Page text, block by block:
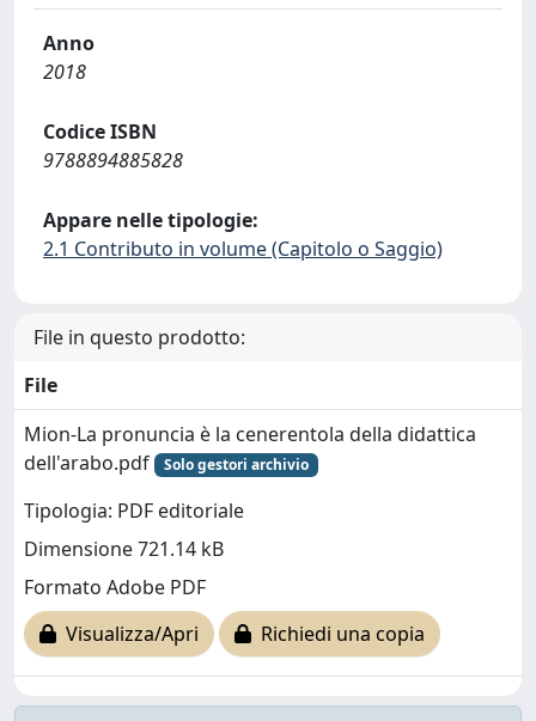
Anno
2018
Codice ISBN
9788894885828
Appare nelle tipologie:
2.1 Contributo in volume (Capitolo o Saggio)
File in questo prodotto:
File
Mion-La pronuncia è la cenerentola della didattica
dell'arabo.pdf
Solo gestori archivio
Tipologia: PDF editoriale
Dimensione 721.14 kB
Formato Adobe PDF
Visualizza/Apri
Richiedi una copia